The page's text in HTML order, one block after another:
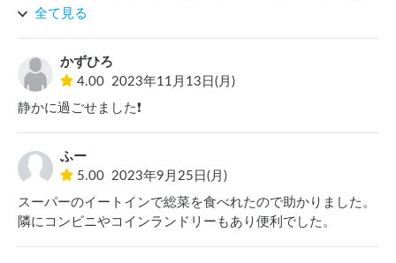
らないし、100円均一の広い売り場もあり、最高に便利な所
もはや、 高機能 camp場ですね。
道路が近いですが、車の音は気になりませんでした。
次は子供と2人利用したいです♪
出雲大社まで20分位でした。
全て見る
かずひろ
4.00 2023年11月13日(月)
静かに過ごせました❗️
ふー
5.00 2023年9月25日(月)
スーパーのイートインで総菜を食べれたので助かりました。
隣にコンビニやコインランドリーもあり便利でした。